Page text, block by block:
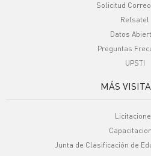
Solicitud
Refsatel
Datos
Preguntas
UPSTI
MÁS
Junta de Clasificación de